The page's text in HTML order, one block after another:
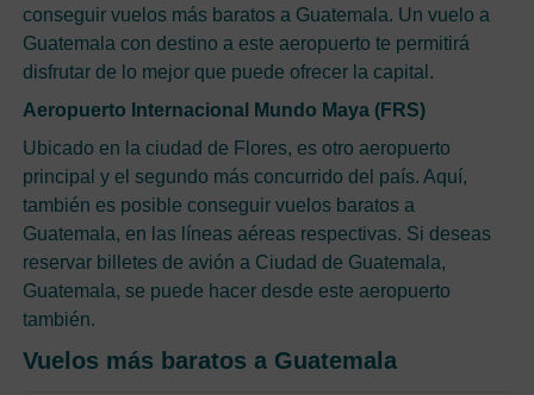
conseguir vuelos más baratos a Guatemala. Un vuelo a
Guatemala con destino a este aeropuerto te permitirá
disfrutar de lo mejor que puede ofrecer la capital.
Aeropuerto Internacional Mundo Maya (FRS)
Ubicado en la ciudad de Flores, es otro aeropuerto
principal y el segundo más concurrido del país. Aquí,
también es posible conseguir vuelos baratos a
Guatemala, en las líneas aéreas respectivas. Si deseas
reservar billetes de avión a Ciudad de Guatemala,
Guatemala, se puede hacer desde este aeropuerto
también.
Vuelos más baratos a Guatemala